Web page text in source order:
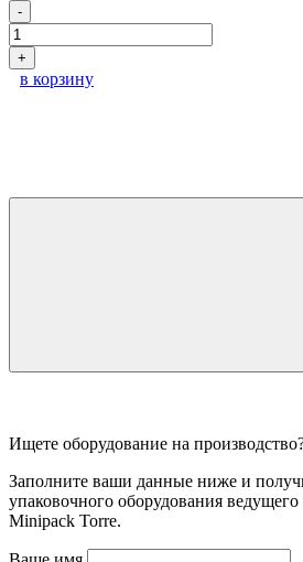
-
+
в корзину
Ищете оборудование на
Заполните ваши данные ниже и
упаковочного оборудования ведущего
Minipack Torre.